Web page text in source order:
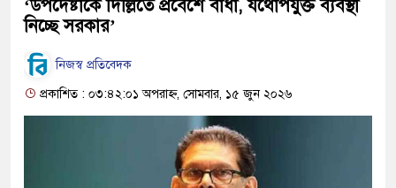
‘উপদেষ্টাকে দিল্লিতে প্রবেশে বাধা, যথোপযুক্ত ব্যবস্থা
নিচ্ছে সরকার’
নিজস্ব প্রতিবেদক
প্রকাশিত : ০৩:৪২:০১ অপরাহ্ন, সোমবার, ১৫ জুন ২০২৬